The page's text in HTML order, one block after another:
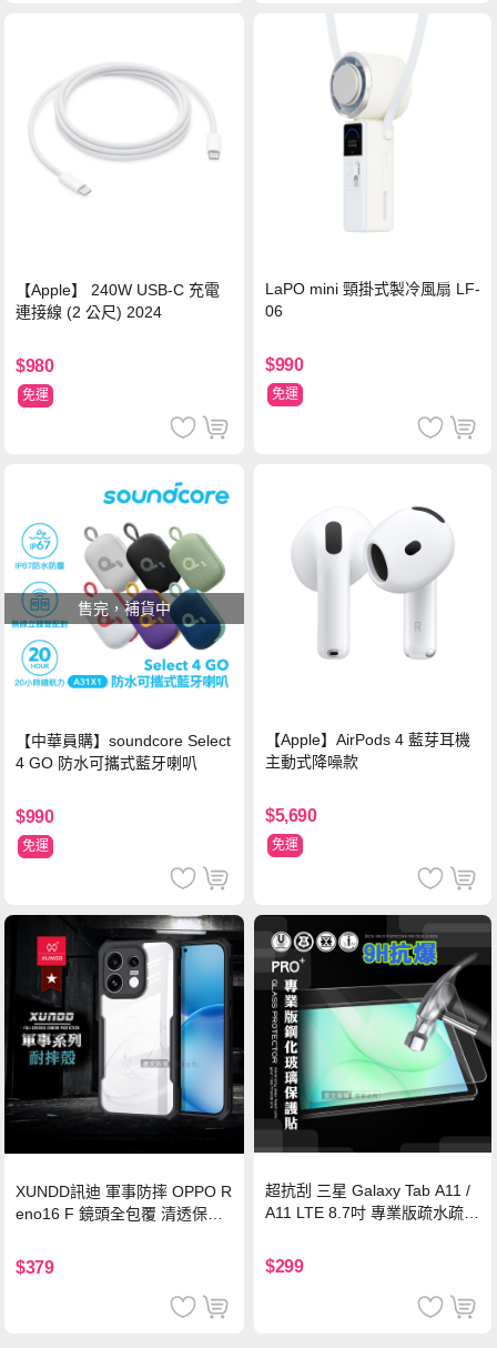
【Apple】 240W USB-C 充電
連接線 (2 公尺) 2024
$980
免運
LaPO mini 頸掛式製冷風扇 LF-
06
$990
免運
售完，補貨中
【中華員購】soundcore Select
4 GO 防水可攜式藍牙喇叭
$990
免運
【Apple】AirPods 4 藍芽耳機
主動式降噪款
$5,690
免運
XUNDD訊迪 軍事防摔 OPPO R
eno16 F 鏡頭全包覆 清透保護
$379
超抗刮 三星 Galaxy Tab A11 /
A11 LTE 8.7吋 專業版疏水疏油
$299